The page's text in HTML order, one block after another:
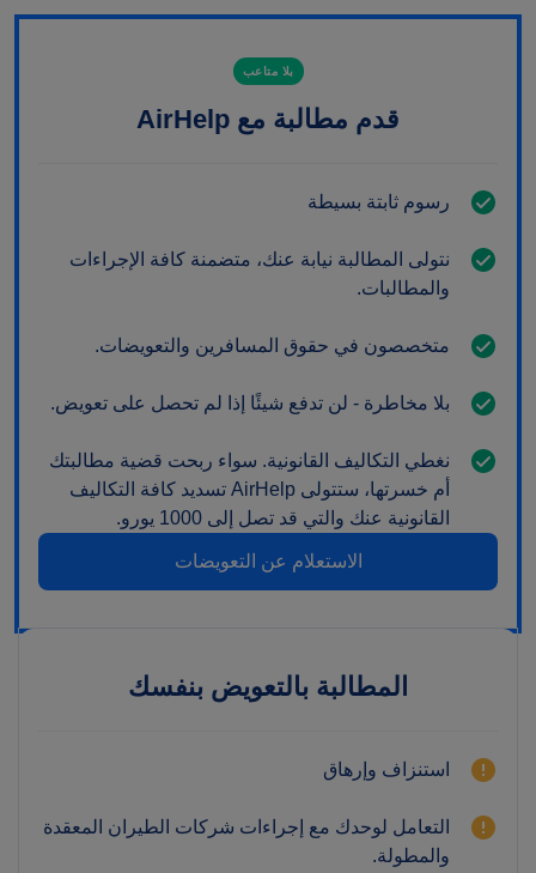
المطالبة بالتعويض بنفسك
استنزاف وإرهاق
التعامل لوحدك مع إجراءات شركات الطيران المعقدة
والمطولة.
بلا متاعب
قدم مطالبة مع AirHelp
رسوم ثابتة بسيطة
نتولى المطالبة نيابة عنك، متضمنة كافة الإجراءات
والمطالبات.
متخصصون في حقوق المسافرين والتعويضات.
بلا مخاطرة - لن تدفع شيئًا إذا لم تحصل على تعويض.
نغطي التكاليف القانونية. سواء ربحت قضية مطالبتك
أم خسرتها، ستتولى AirHelp تسديد كافة التكاليف
القانونية عنك والتي قد تصل إلى 1000 يورو.
الاستعلام عن التعويضات